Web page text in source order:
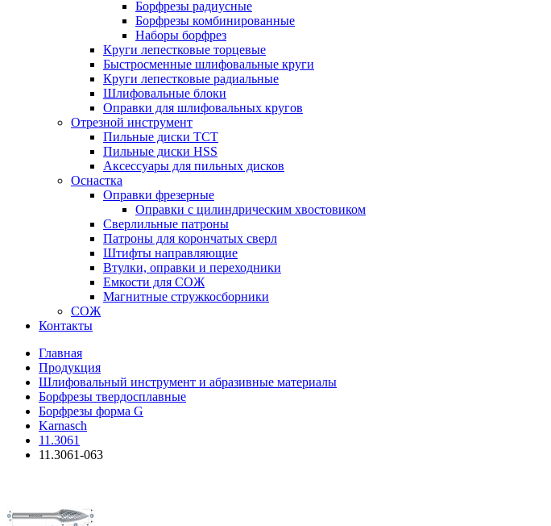
Борфрезы радиусные
Борфрезы комбинированные
Наборы борфрез
Круги лепестковые торцевые
Быстросменные шлифовальные круги
Круги лепестковые радиальные
Шлифовальные блоки
Оправки для шлифовальных кругов
Отрезной инструмент
Пильные диски ТСТ
Пильные диски HSS
Аксессуары для пильных дисков
Оснастка
Оправки фрезерные
Оправки с цилиндрическим хвостовиком
Сверлильные патроны
Патроны для корончатых сверл
Штифты направляющие
Втулки, оправки и переходники
Емкости для СОЖ
Магнитные стружкосборники
СОЖ
Контакты
Главная
Продукция
Шлифовальный инструмент и абразивные материалы
Борфрезы твердосплавные
Борфрезы форма G
Karnasch
11.3061
11.3061-063